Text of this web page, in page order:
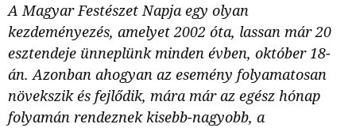
A Magyar Festészet Napja egy olyan
kezdeményezés, amelyet 2002 óta, lassan már 20
esztendeje ünneplünk minden évben, október 18-
án. Azonban ahogyan az esemény folyamatosan
növekszik és fejlődik, mára már az egész hónap
folyamán rendeznek kisebb-nagyobb, a